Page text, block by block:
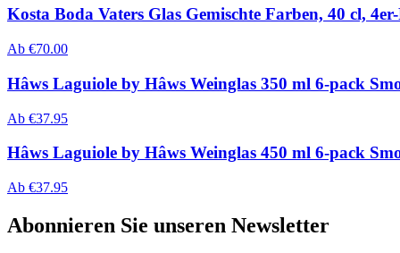
Kosta Boda Vaters Glas Gemischte Farben, 40 cl,
Ab €70.00
Hâws Laguiole by Hâws Weinglas 350 ml 6-pack
Ab €37.95
Hâws Laguiole by Hâws Weinglas 450 ml 6-pack
Ab €37.95
Abonnieren Sie unseren Newsletter